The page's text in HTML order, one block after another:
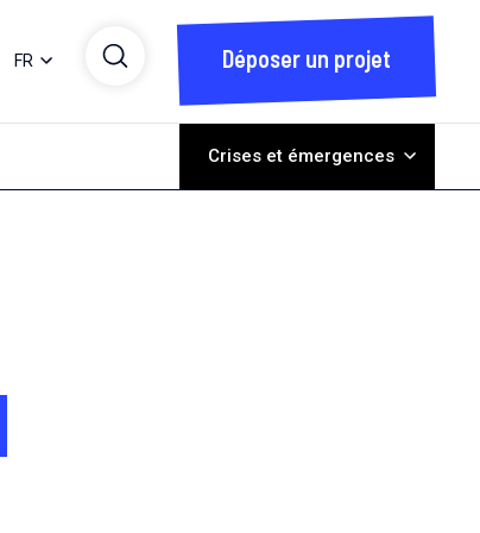
FR Déposer un projet
Crises et émergences